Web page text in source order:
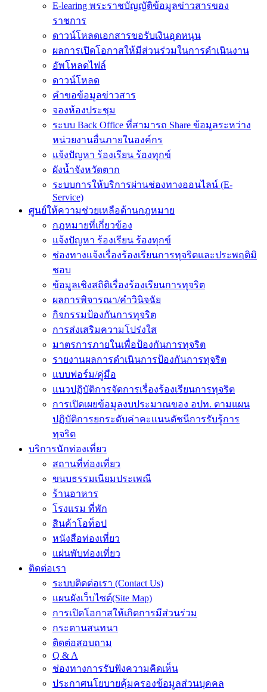
E-learing พระราชบัญญัติข้อมูลข่าวสารของ
ราชการ
ดาวน์โหลดเอกสารขอรับเงินอุดหนุน
ผลการเปิดโอกาสให้มีส่วนร่วมในการดำเนินงาน
อัพโหลดไฟล์
ดาวน์โหลด
คำขอข้อมูลข่าวสาร
จองห้องประชุม
ระบบ Back Office ที่สามารถ Share ข้อมูลระหว่าง
หน่วยงานอื่นภายในองค์กร
แจ้งปัญหา ร้องเรียน ร้องทุกข์
ผังน้ำจังหวัดตาก
ระบบการให้บริการผ่านช่องทางออนไลน์ (E-
Service)
ศูนย์ให้ความช่วยเหลือด้านกฎหมาย
กฎหมายที่เกี่ยวข้อง
แจ้งปัญหา ร้องเรียน ร้องทุกข์
ช่องทางแจ้งเรื่องร้องเรียนการทุจริตและประพฤติมิ
ชอบ
ข้อมูลเชิงสถิติเรื่องร้องเรียนการทุจริต
ผลการพิจารณา/คำวินิจฉัย
กิจกรรมป้องกันการทุจริต
การส่งเสริมความโปร่งใส
มาตรการภายในเพื่อป้องกันการทุจริต
รายงานผลการดำเนินการป้องกันการทุจริต
แบบฟอร์ม/คู่มือ
แนวปฏิบัติการจัดการเรื่องร้องเรียนการทุจริต
การเปิดเผยข้อมูลงบประมาณของ อปท. ตามแผน
ปฏิบัติการยกระดับค่าคะเเนนดัชนีการรับรู้การ
ทุจริต
บริการนักท่องเที่ยว
สถานที่ท่องเที่ยว
ขนบธรรมเนียมประเพณี
ร้านอาหาร
โรงแรม ที่พัก
สินค้าโอท็อป
หนังสือท่องเที่ยว
แผ่นพับท่องเที่ยว
ติดต่อเรา
ระบบติดต่อเรา (Contact Us)
แผนผังเว็บไซต์(Site Map)
การเปิดโอกาสให้เกิดการมีส่วนร่วม
กระดานสนทนา
ติดต่อสอบถาม
Q & A
ช่องทางการรับฟังความคิดเห็น
ประกาศนโยบายคุ้มครองข้อมูลส่วนบุคคล